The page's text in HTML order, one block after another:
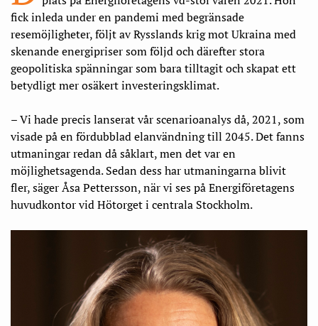
fick inleda under en pandemi medbegränsade
resemöjligheter,följt av Rysslands krig mot Ukraina med
skenande energipriser som följd och därefter stora
geopolitiska spänningar som bara tilltagit och skapat ett
betydligt mer osäkert investeringsklimat.
– Vi hade precis lanserat vår scenarioanalys då, 2021, som
visade på en fördubblad elanvändning till 2045. Det fanns
utmaningar redan då såklart, men det var en
möjlighetsagenda. Sedan dess har utmaningarna blivit
fler, säger Åsa Pettersson, när vi ses på Energiföretagens
huvudkontor vid Hötorget i centrala Stockholm.